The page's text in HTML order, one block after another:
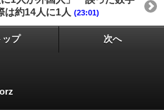
約14人に1人 (23:01)
ップ 次へ
orz